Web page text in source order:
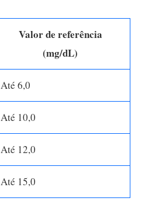
Valor de referência
(mg/dL)
Até 6,0
Até 10,0
Até 12,0
Até 15,0